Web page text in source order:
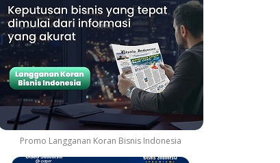
Promo Langganan Koran Bisnis Indonesia